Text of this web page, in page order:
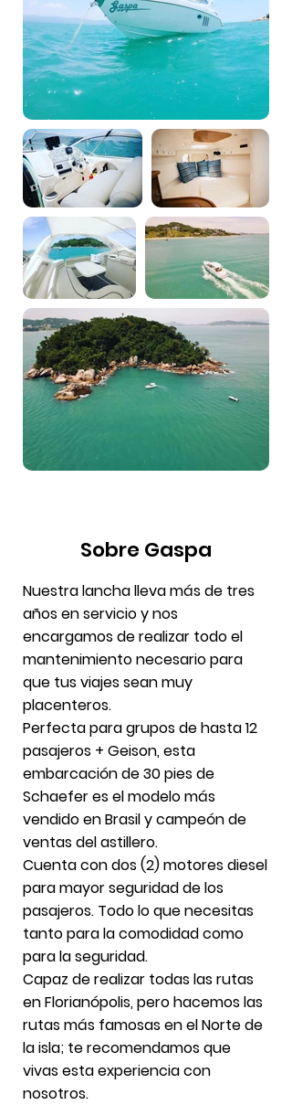
Sobre Gaspa
Nuestra lancha lleva más de tres
años en servicio y nos
encargamos de realizar todo el
mantenimiento necesario para
que tus viajes sean muy
placenteros.
Perfecta para grupos de hasta 12
pasajeros + Geison, esta
embarcación de 30 pies de
Schaefer es el modelo más
vendido en Brasil y campeón de
ventas del astillero.
Cuenta con dos (2) motores diesel
para mayor seguridad de los
pasajeros. Todo lo que necesitas
tanto para la comodidad como
para la seguridad.
Capaz de realizar todas las rutas
en Florianópolis, pero hacemos las
rutas más famosas en el Norte de
la isla; te recomendamos que
vivas esta experiencia con
nosotros.